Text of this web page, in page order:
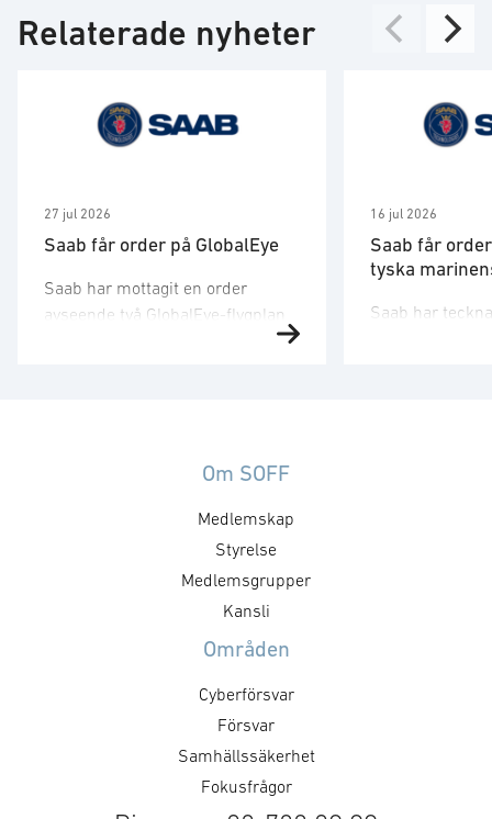
Relaterade nyheter
27 jul 2026
Saab får order på GlobalEye
Saab har mottagit en order
avseende två GlobalEye-flygplan
understryker vårt åtagande att
spanings- och ledningsförmåga
för flera domäner. Det växande
intresset för GlobalEye på den
globala marknaden visar att
16 jul 2026
Saab får
tyska
Saab har
Om SOFF
Medlemskap
Styrelse
Medlemsgrupper
Kansli
Områden
Cyberförsvar
Försvar
Samhällssäkerhet
Fokusfrågor